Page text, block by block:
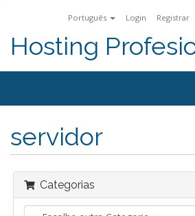
Português Login Registrar
Hosting
servidor
Categorias